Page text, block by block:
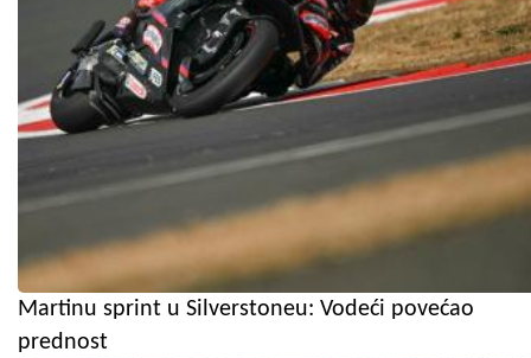
Martinu sprint u Silverstoneu: Vodeći povećao
prednost